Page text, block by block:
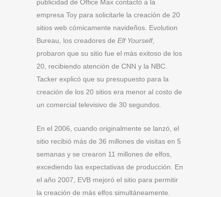
publicidad de Office Max contactó a la
empresa Toy para solicitarle la creación de 20
sitios web cómicamente navideños. Evolution
Bureau, los creadores de Elf Yourself,
probaron que su sitio fue el más exitoso de los
20, recibiendo atención de CNN y la NBC.
Tacker explicó que su presupuesto para la
creación de los 20 sitios era menor al costo de
un comercial televisivo de 30 segundos.
En el 2006, cuando originalmente se lanzó, el
sitio recibió más de 36 millones de visitas en 5
semanas y se crearon 11 millones de elfos,
excediendo las expectativas de producción. En
el año 2007, EVB mejoró el sitio para permitir
la creación de más elfos simultáneamente.